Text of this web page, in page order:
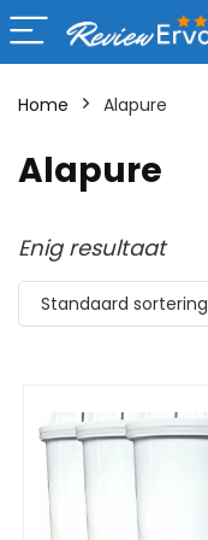
Home Alapure
Alapure
Enig resultaat
Standaard sortering